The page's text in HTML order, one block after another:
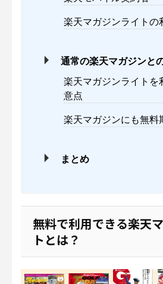
楽天マガジンライトの
通常の楽天マガジンと
楽天マガジンライトを
意点
楽天マガジンにも無料
まとめ
無料で利用できる楽天
トとは？